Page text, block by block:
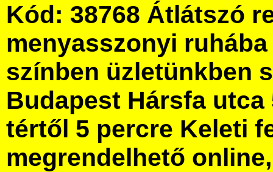
Kód: 38768 Átlátszó
menyasszonyi
színben üzletünkben
Budapest Hársfa utca
tértől 5 percre Keleti
megrendelhető